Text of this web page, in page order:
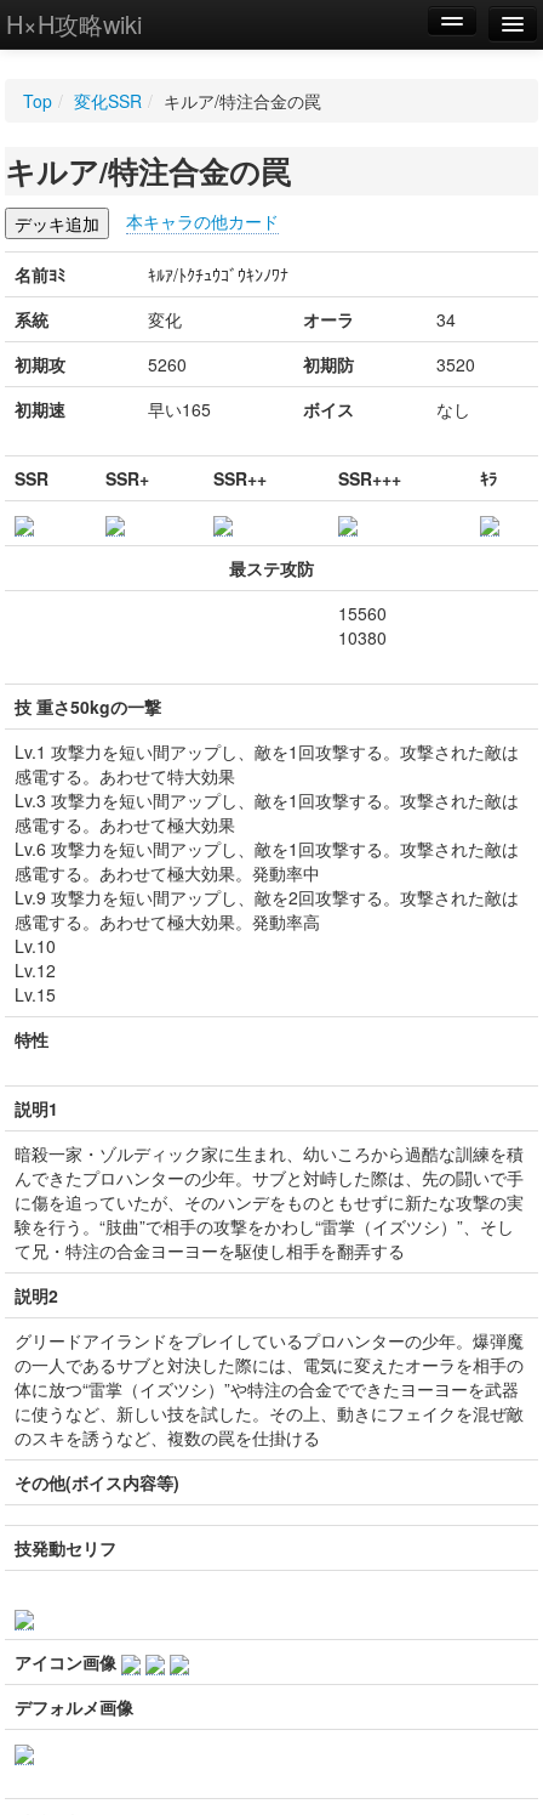
H×H攻略wiki
WIKI
設定
Top / 変化SSR / キルア/特注合金の罠
キルア/特注合金の罠
本キャラの他カード
名前ﾖﾐ
ｷﾙｱ/ﾄｸﾁｭｳｺﾞｳｷﾝﾉﾜﾅ
系統
変化 オーラ
34
初期攻
5260 初期防
3520
初期速
早い165 ボイス なし
SSR SSR+ SSR++ SSR+++ ｷﾗ
最ステ攻防
15560
10380
技 重さ50kgの一撃
Lv.1 攻撃力を短い間アップし、敵を1回攻撃する。攻撃された敵は
感電する。あわせて特大効果
Lv.3 攻撃力を短い間アップし、敵を1回攻撃する。攻撃された敵は
感電する。あわせて極大効果
Lv.6 攻撃力を短い間アップし、敵を1回攻撃する。攻撃された敵は
感電する。あわせて極大効果。発動率中
Lv.9 攻撃力を短い間アップし、敵を2回攻撃する。攻撃された敵は
感電する。あわせて極大効果。発動率高
Lv.10
Lv.12
Lv.15
特性
説明1
暗殺一家・ゾルディック家に生まれ、幼いころから過酷な訓練を積
んできたプロハンターの少年。サブと対峙した際は、先の闘いで手
に傷を追っていたが、そのハンデをものともせずに新たな攻撃の実
験を行う。“肢曲”で相手の攻撃をかわし“雷掌（イズツシ）”、そし
て兄・特注の合金ヨーヨーを駆使し相手を翻弄する
説明2
グリードアイランドをプレイしているプロハンターの少年。爆弾魔
の一人であるサブと対決した際には、電気に変えたオーラを相手の
体に放つ“雷掌（イズツシ）”や特注の合金でできたヨーヨーを武器
に使うなど、新しい技を試した。その上、動きにフェイクを混ぜ敵
のスキを誘うなど、複数の罠を仕掛ける
その他(ボイス内容等)
技発動セリフ
アイコン画像
デフォルメ画像